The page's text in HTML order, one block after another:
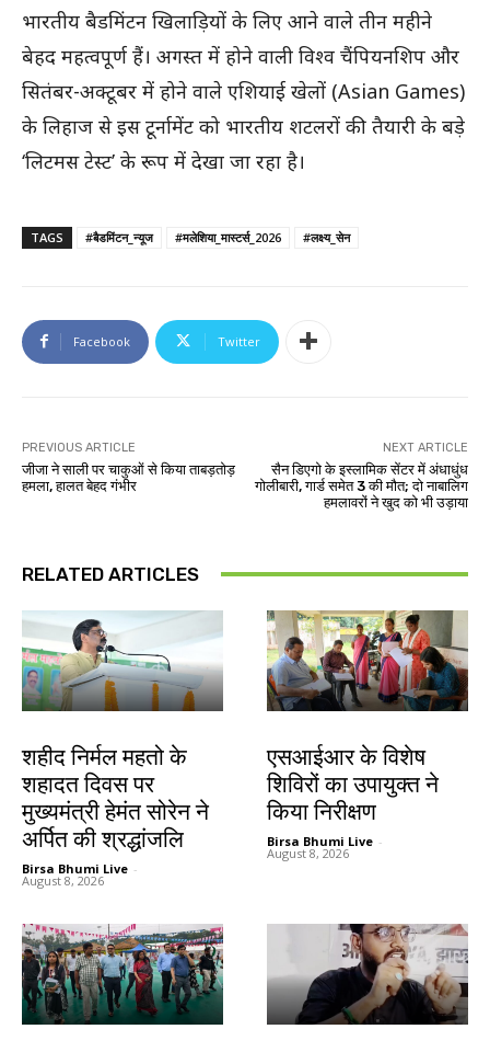
भारतीय बैडमिंटन खिलाड़ियों के लिए आने वाले तीन महीने
बेहद महत्वपूर्ण हैं। अगस्त में होने वाली विश्व चैंपियनशिप और
सितंबर-अक्टूबर में होने वाले एशियाई खेलों (Asian Games)
के लिहाज से इस टूर्नामेंट को भारतीय शटलरों की तैयारी के बड़े
‘लिटमस टेस्ट’ के रूप में देखा जा रहा है।
TAGS #बैडमिंटन_न्यूज #मलेशिया_मास्टर्स_2026 #लक्ष्य_सेन
Facebook Twitter
PREVIOUS ARTICLE
जीजा ने साली पर चाकुओं से किया ताबड़तोड़
हमला, हालत बेहद गंभीर
NEXT ARTICLE
सैन डिएगो के इस्लामिक सेंटर में अंधाधुंध
गोलीबारी, गार्ड समेत 3 की मौत; दो नाबालिग
हमलावरों ने खुद को भी उड़ाया
RELATED ARTICLES
शहीद निर्मल महतो के
शहादत दिवस पर
मुख्यमंत्री हेमंत सोरेन ने
अर्पित की श्रद्धांजलि
Birsa Bhumi Live -
August 8, 2026
एसआईआर के विशेष
शिविरों का उपायुक्त ने
किया निरीक्षण
Birsa Bhumi Live -
August 8, 2026